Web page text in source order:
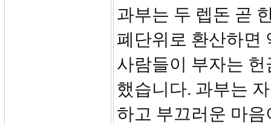
과부는 두 렙돈 곧
폐단위로 환산하면
사람들이 부자는
했습니다. 과부는
하고 부끄러운 마